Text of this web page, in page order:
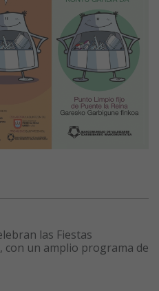
las Fiestas
un amplio programa de